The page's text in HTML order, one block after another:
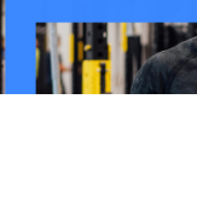
firmy
zaměstnanců